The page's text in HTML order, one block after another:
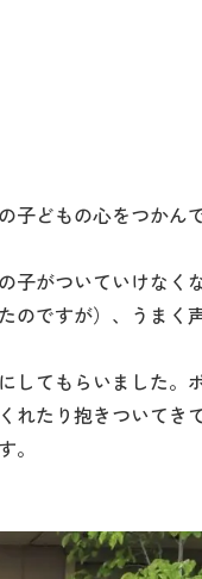
子どもの心をつかん
子がついていけなく
のですが）、うまく
してもらいました。
れたり抱きついてき
。